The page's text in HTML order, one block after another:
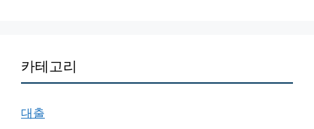
카테고리
대출